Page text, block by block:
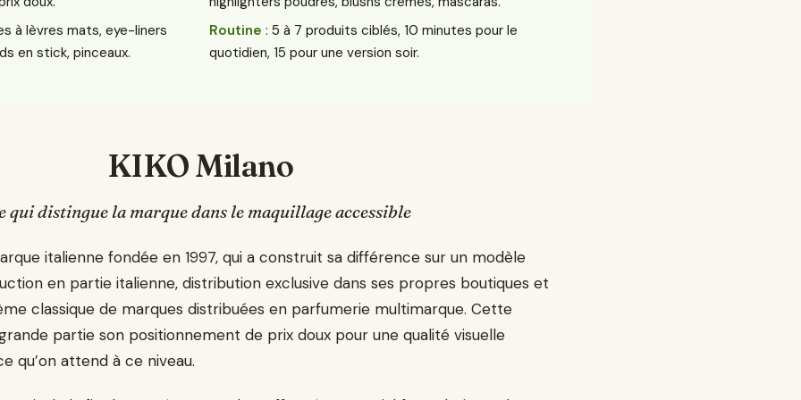
à lèvres mats, eye-liners
en stick, pinceaux.
Routine : 5 à 7 produits ciblés, 10 minutes pour le
quotidien, 15 pour une version soir.
KIKO Milano
qui distingue la marque dans le maquillage accessible
italienne fondée en 1997, qui a construit sa différence sur un modèle
en partie italienne, distribution exclusive dans ses propres boutiques et
classique de marques distribuées en parfumerie multimarque. Cette
partie son positionnement de prix doux pour une qualité visuelle
qu’on attend à ce niveau.